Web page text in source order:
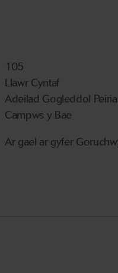
105
Llawr Cyntaf
Adeilad Gogleddol
Campws y Bae
Ar gael ar gyfer